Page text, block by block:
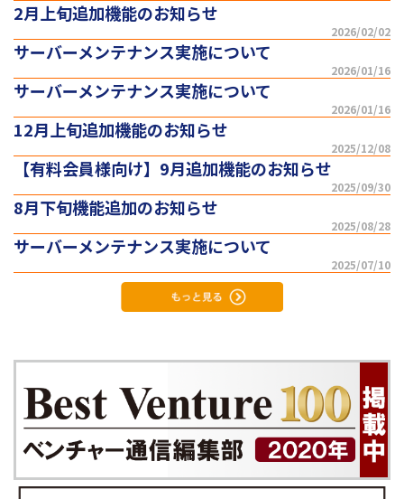
2月上旬追加機能のお知らせ
2026/02/02
サーバーメンテナンス実施について
2026/01/16
サーバーメンテナンス実施について
2026/01/16
12月上旬追加機能のお知らせ
2025/12/08
【有料会員様向け】9月追加機能のお知らせ
2025/09/30
8月下旬機能追加のお知らせ
2025/08/28
サーバーメンテナンス実施について
2025/07/10